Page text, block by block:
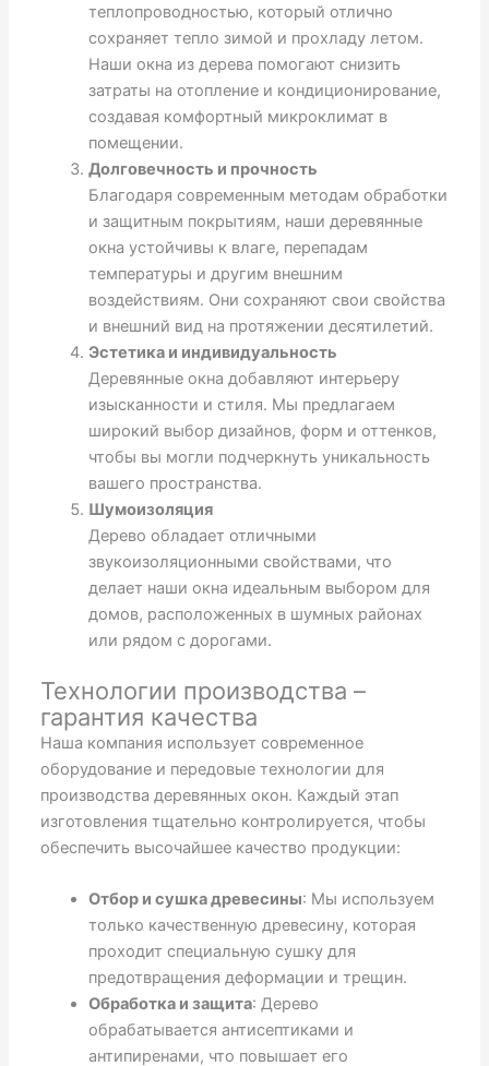
теплопроводностью, который отлично
сохраняет тепло зимой и прохладу летом.
Наши окна из дерева помогают снизить
затраты на отопление и кондиционирование,
создавая комфортный микроклимат в
помещении.
Долговечность и прочность
Благодаря современным методам обработки
и защитным покрытиям, наши деревянные
окна устойчивы к влаге, перепадам
температуры и другим внешним
воздействиям. Они сохраняют свои свойства
и внешний вид на протяжении десятилетий.
Эстетика и индивидуальность
Деревянные окна добавляют интерьеру
изысканности и стиля. Мы предлагаем
широкий выбор дизайнов, форм и оттенков,
чтобы вы могли подчеркнуть уникальность
вашего пространства.
Шумоизоляция
Дерево обладает отличными
звукоизоляционными свойствами, что
делает наши окна идеальным выбором для
домов, расположенных в шумных районах
или рядом с дорогами.
Технологии производства –
гарантия качества
Наша компания использует современное
оборудование и передовые технологии для
производства деревянных окон. Каждый этап
изготовления тщательно контролируется, чтобы
обеспечить высочайшее качество продукции:
Отбор и сушка древесины: Мы используем
только качественную древесину, которая
проходит специальную сушку для
предотвращения деформации и трещин.
Обработка и защита: Дерево
обрабатывается антисептиками и
антипиренами, что повышает его